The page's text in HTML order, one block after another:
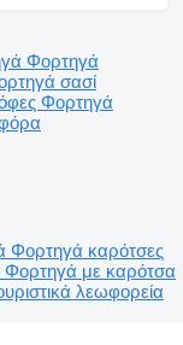
Φορτηγά
σασί
Φορτηγά
Φορτηγά καρότσες
Φορτηγά με καρότσα
λεωφορεία